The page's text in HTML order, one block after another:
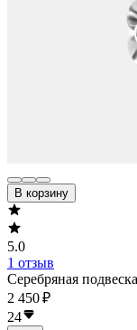
В корзину
5.0
1 отзыв
Серебряная
2 450 ₽
24